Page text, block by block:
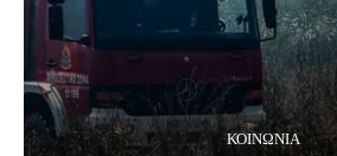
ΚΟΙΝΩΝΙΑ